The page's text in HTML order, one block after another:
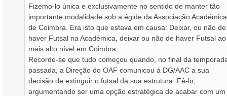
Fizemo-lo única e exclusivamente no sentido de manter tão
importante modalidade sob a égide da Associação Académica
de Coimbra. Era isto que estava em causa: Deixar, ou não de
haver Futsal na Académica, deixar ou não de haver Futsal ao
mais alto nível em Coimbra.
Recorde-se que tudo começou quando, no final da
passada, a Direção do OAF comunicou à DG/AAC a sua
decisão de extinguir o futsal da sua estrutura. Fê-lo,
argumentando ser uma opção estratégica de acabar com um